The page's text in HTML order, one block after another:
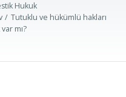
Hukuk
Tutuklu ve hükümlü hakları
mı?